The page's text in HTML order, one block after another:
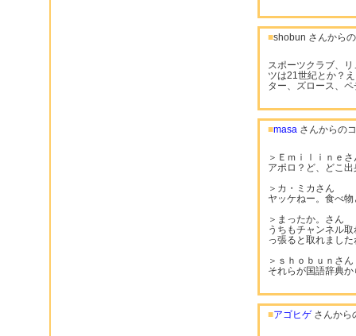
■shobun さんから
スポーツクラブ、
ツは21世紀とか？
ター、ズロース、
■masa さんからの
＞Ｅｍｉｌｉｎｅさ
アポロ？ど、どこ
＞カ・ミカさん
ヤッケねー。食べ
＞まったか。さん
うちもチャンネル
っ張ると取れまし
＞ｓｈｏｂｕｎさん
それらが国語辞典
■アゴヒゲさんから